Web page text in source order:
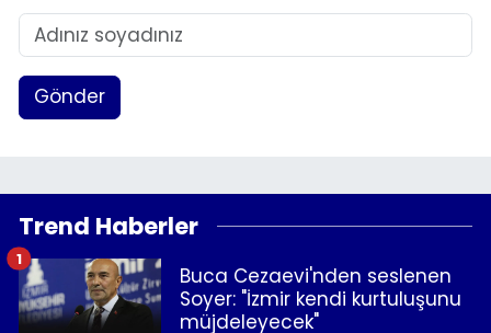
Gönder
Trend Haberler
Buca Cezaevi'nden seslenen
Soyer: "İzmir kendi kurtuluşunu
müjdeleyecek"
1